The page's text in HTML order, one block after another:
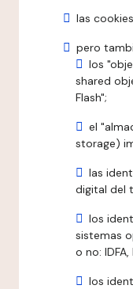
las cookies
pero
los
shared
Flash";
el
storage)
las
digital del
los
sistemas
o no:
los